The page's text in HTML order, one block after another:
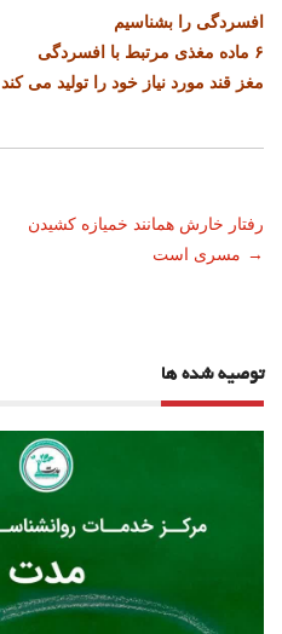
افسردگی را بشناسیم
۶ ماده مغذی مرتبط با افسردگی
مغز قند مورد نیاز خود را تولید می کند
ناوبری
نوشته
رفتار خارش همانند خمیازه کشیدن
مسری است →
توصیه شده ها